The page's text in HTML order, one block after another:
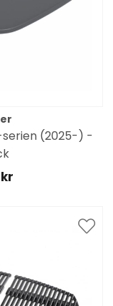
(2025-) -